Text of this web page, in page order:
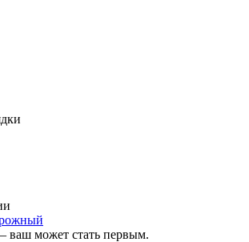
ваш может стать первым.